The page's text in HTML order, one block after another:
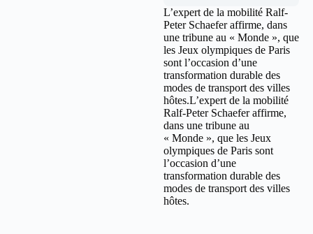
L’expert de la mobilité Ralf-
Peter Schaefer affirme, dans
une tribune au « Monde », que
les Jeux olympiques de Paris
sont l’occasion d’une
transformation durable des
modes de transport des villes
hôtes.L’expert de la mobilité
Ralf-Peter Schaefer affirme,
dans une tribune au
« Monde », que les Jeux
olympiques de Paris sont
l’occasion d’une
transformation durable des
modes de transport des villes
hôtes.